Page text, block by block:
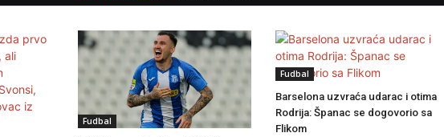
Fudbal
Fudbal
Barselona uzvraća udarac i otima
Rodrija: Španac se dogovorio sa
Flikom